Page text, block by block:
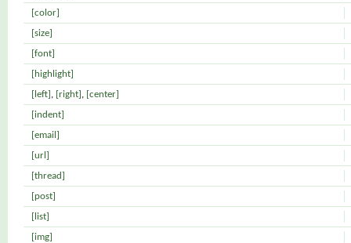
[color]
[size]
[font]
[highlight]
[left] , [right] , [center]
[indent]
[email]
[url]
[thread]
[post]
[list]
[img]